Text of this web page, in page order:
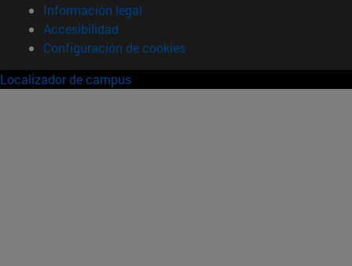
Información legal
Accesibilidad
Configuración de cookies
Localizador de campus